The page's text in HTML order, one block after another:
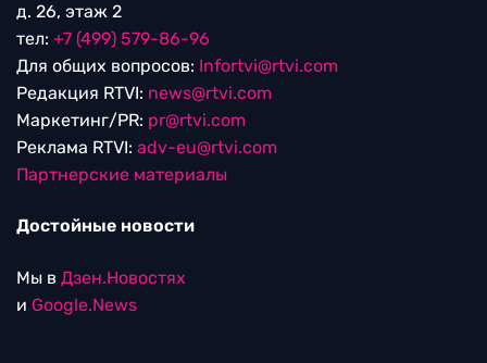
д. 26, этаж 2
тел: +7 (499) 579-86-96
Для общих вопросов: Infortvi@rtvi.com
Редакция RTVI: news@rtvi.com
Маркетинг/PR: pr@rtvi.com
Реклама RTVI: adv-eu@rtvi.com
Партнерские материалы
Достойные новости
Мы в Дзен.Новостях
и Google.News